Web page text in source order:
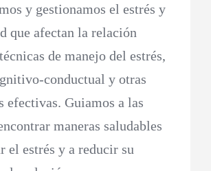
y gestionamos el estrés y
que afectan la relación
de manejo del estrés,
conductual y otras
efectivas. Guiamos a las
maneras saludables
el estrés y a reducir su